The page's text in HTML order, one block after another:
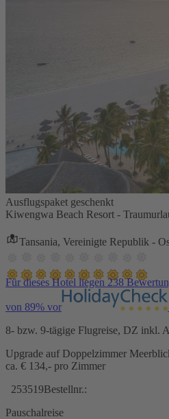
Ausflugspaket geschenkt
Kiwengwa Beach Resort -
Tansania, Vereinigte Republik -
Für dieses Hotel liegen 238
von 89% vor
8- bzw. 9-tägige Flugreise, DZ inkl.
Upgrade auf Doppelzimmer
ca. € 134,- pro Zimmer
253519Bestellnr.:
Pauschalreise